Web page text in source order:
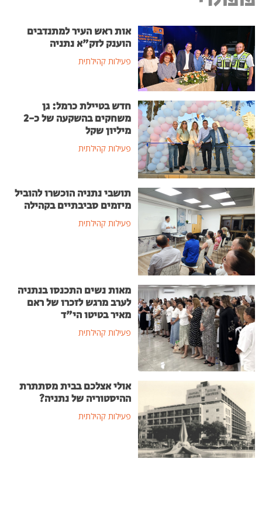
אות ראש העיר למתנדבים
הוענק לזק"א נתניה
פעילות קהילתית
חדש בטיילת כרמל: גן
משחקים בהשקעה של כ-2
מיליון שקל
פעילות קהילתית
תושבי נתניה הוכשרו להוביל
מיזמים סביבתיים בקהילה
פעילות קהילתית
מאות נשים התכנסו בנתניה
לערב מרגש לזכרו של ראם
מאיר בטיטו הי"ד
פעילות קהילתית
אולי אצלכם בבית מסתתרת
ההיסטוריה של נתניה?
פעילות קהילתית